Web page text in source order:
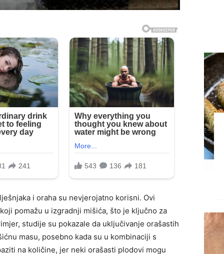
i oraha su nevjerojatno korisni. Ovi
pomažu u izgradnji mišića, što je ključno za
studije su pokazale da uključivanje orašastih
masu, posebno kada su u kombinaciji s
na količine, jer neki orašasti plodovi mogu